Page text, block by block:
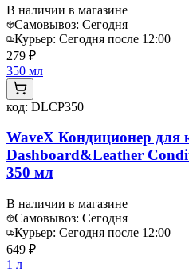
В наличии в магазине
Самовывоз: Сегодня
Курьер: Сегодня после 12:00
279 ₽
350 мл
код: DLCP350
WaveX Кондиционер для
Dashboard&Leather
350 мл
В наличии в магазине
Самовывоз: Сегодня
Курьер: Сегодня после 12:00
649 ₽
1 л